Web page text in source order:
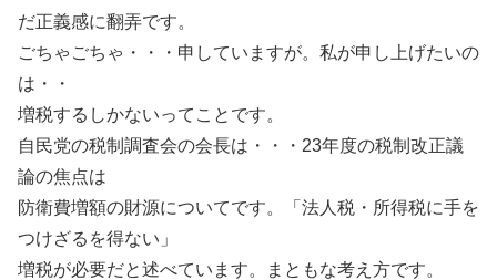
だ正義感に翻弄です。
ごちゃごちゃ・・・申していますが。私が申し上げたいの
は・・
増税するしかないってことです。
自民党の税制調査会の会長は・・・23年度の税制改正議
論の焦点は
防衛費増額の財源についてです。「法人税・所得税に手を
つけざるを得ない」
増税が必要だと述べています。まともな考え方です。